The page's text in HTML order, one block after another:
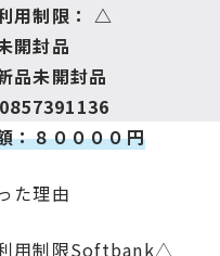
用制限： △
開封品
品未開封品
：８００００円
た理由
用制限Softbank△